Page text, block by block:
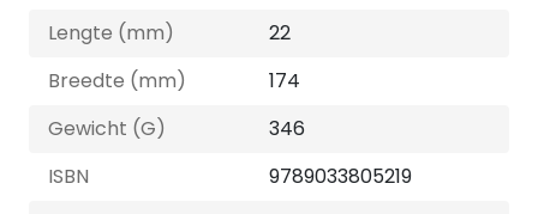
Lengte (mm)
22
Breedte (mm)
174
Gewicht (G)
346
ISBN
9789033805219